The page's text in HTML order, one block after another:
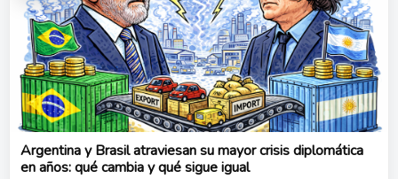
Argentina y Brasil atraviesan su mayor crisis diplomática
en años: qué cambia y qué sigue igual